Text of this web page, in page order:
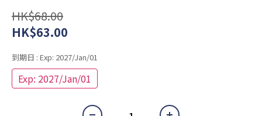
HK$68.00
HK$63.00
到期日 : Exp: 2027/Jan/01
Exp: 2027/Jan/01